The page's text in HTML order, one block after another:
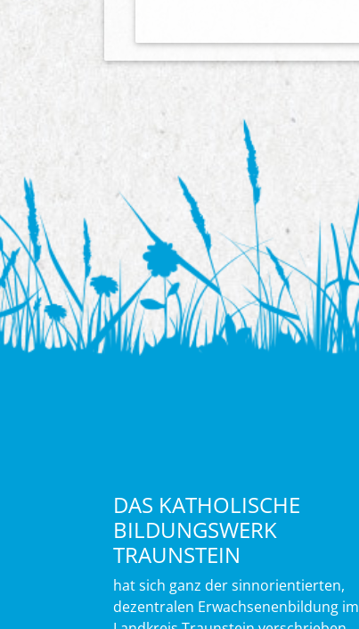
DAS KATHOLISCHE
BILDUNGSWERK
TRAUNSTEIN
hat sich ganz der sinnorientierten,
dezentralen Erwachsenenbildung im